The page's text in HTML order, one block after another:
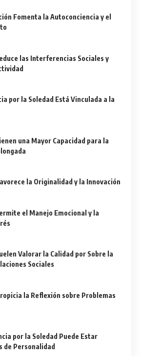
Fomenta la Autoconciencia y el
las Interferencias Sociales y
por la Soledad Está Vinculada a la
una Mayor Capacidad para la
la Originalidad y la Innovación
el Manejo Emocional y la
Valorar la Calidad por Sobre la
Sociales
la Reflexión sobre Problemas
por la Soledad Puede Estar
de Personalidad